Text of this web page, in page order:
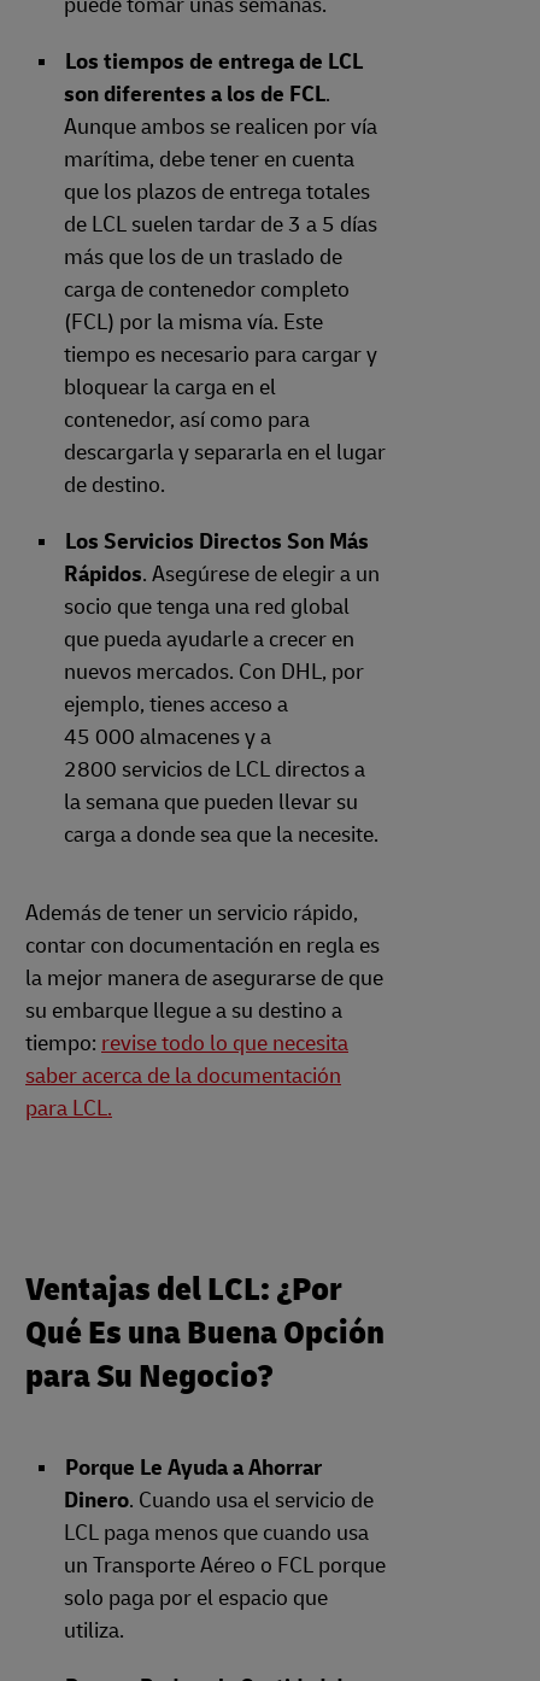
Los tiempos de entrega de LCL
son diferentes a los de FCL.
Aunque ambos se realicen por vía
marítima, debe tener en cuenta
que los plazos de entrega totales
de LCL suelen tardar de 3 a 5 días
más que los de un traslado de
carga de contenedor completo
(FCL) por la misma vía. Este
tiempo es necesario para cargar y
bloquear la carga en el
contenedor, así como para
descargarla y separarla en el lugar
de destino.
Los Servicios Directos Son Más
Rápidos. Asegúrese de elegir a un
socio que tenga una red global
que pueda ayudarle a crecer en
nuevos mercados. Con DHL, por
ejemplo, tienes acceso a
45 000 almacenes y a
2800 servicios de LCL directos a
la semana que pueden llevar su
carga a donde sea que la necesite.
Además de tener un servicio rápido,
contar con documentación en regla es
la mejor manera de asegurarse de que
su embarque llegue a su destino a
tiempo: revise todo lo que necesita
saber acerca de la documentación
para LCL.
Ventajas del LCL: ¿Por
Qué Es una Buena Opción
para Su Negocio?
Porque Le Ayuda a Ahorrar
Dinero. Cuando usa el servicio de
LCL paga menos que cuando usa
un Transporte Aéreo o FCL porque
solo paga por el espacio que
utiliza.